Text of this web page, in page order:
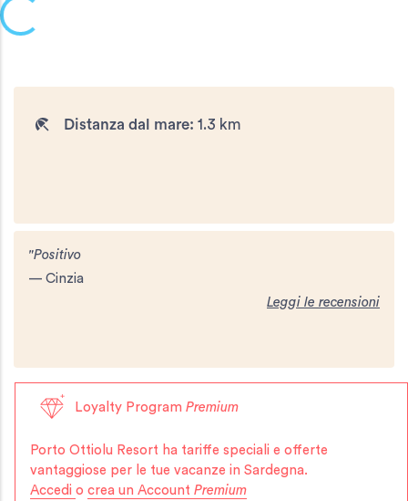
Distanza dal mare: 1.3 km
"Positivo
— Cinzia
Leggi le recensioni
Loyalty ProgramPremium
Porto Ottiolu Resort ha tariffe speciali e offerte
vantaggiose per le tue vacanze in Sardegna.
Accedi o crea un Account Premium